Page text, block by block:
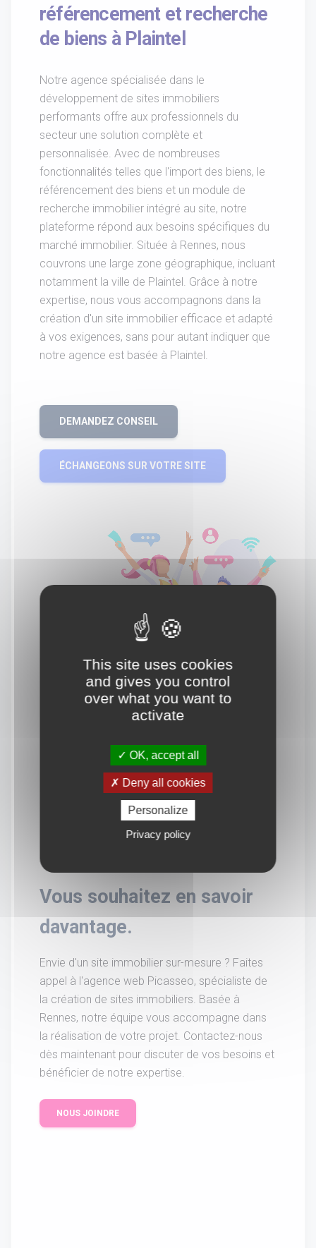
référencement et recherche
de biens à Plaintel
Notre agence spécialisée dans le
développement de sites immobiliers
performants offre aux professionnels du
secteur une solution complète et
personnalisée. Avec de nombreuses
fonctionnalités telles que l'import des biens, le
référencement des biens et un module de
recherche immobilier intégré au site, notre
plateforme répond aux besoins spécifiques du
marché immobilier. Située à Rennes, nous
couvrons une large zone géographique, incluant
notamment la ville de Plaintel. Grâce à notre
expertise, nous vous accompagnons dans la
création d'un site immobilier efficace et adapté
à vos exigences, sans pour autant indiquer que
notre agence est basée à Plaintel.
DEMANDEZ CONSEIL
ÉCHANGEONS SUR VOTRE SITE
Vous souhaitez en savoir
davantage.
Envie d'un site immobilier sur-mesure ? Faites
appel à l'agence web Picasseo, spécialiste de
la création de sites immobiliers. Basée à
Rennes, notre équipe vous accompagne dans
la réalisation de votre projet. Contactez-nous
dès maintenant pour discuter de vos besoins et
bénéficier de notre expertise.
NOUS JOINDRE
This site uses cookies
and gives you control
over what you want to
activate
OK, accept all
Deny all cookies
Personalize
Privacy policy